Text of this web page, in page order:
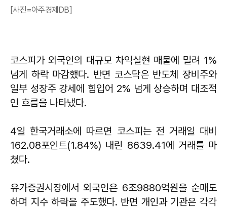
[사진=아주경제DB]
코스피가 외국인의 대규모 차익실현 매물에 밀려 1%
넘게 하락 마감했다. 반면 코스닥은 반도체 장비주와
일부 성장주 강세에 힘입어 2% 넘게 상승하며 대조적
인 흐름을 나타냈다.
4일 한국거래소에 따르면 코스피는 전 거래일 대비
162.08포인트(1.84%) 내린 8639.41에 거래를 마
쳤다.
유가증권시장에서 외국인은 6조9880억원을 순매도
하며 지수 하락을 주도했다. 반면 개인과 기관은 각각